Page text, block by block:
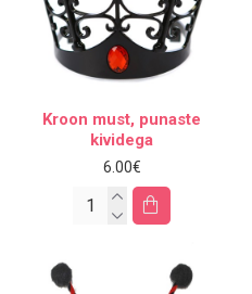
Kroon must, punaste
kividega
6.00€